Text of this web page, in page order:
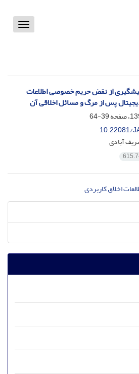
Toggle
از نقض حریم خصوصی اطلاعات
پس از مرگ و مسائل اخلاقی آن
39-64
10.22081/
آبادی